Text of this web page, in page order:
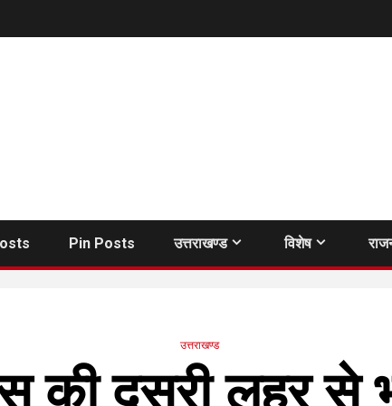
Pin Posts उत्तराखण्ड विशेष
उत्तराखण्ड
की दूसरी लहर से